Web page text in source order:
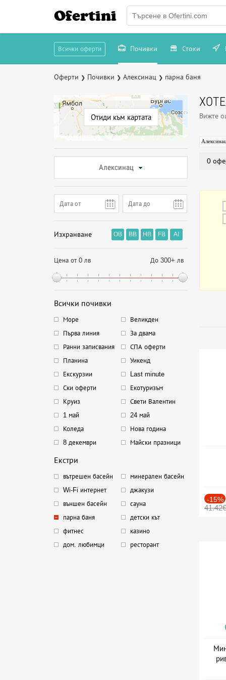
Ofertini
Всички оферти Почивки Стоки
Оферти ❯ Почивки ❯ Алексинац ❯ парна баня
Отиди към картата
Алексинац
Изхранване OB BB HB FB AI
Цена от 0 лв До 300+ лв
Всички почивки
Море
Великден
Първа линия
За двама
Ранни записвания
СПА оферти
Планина
Уикенд
Екскурзии
Last minute
Ски оферти
Екотуризъм
Круиз
Свети Валентин
1 май
24 май
Коледа
Нова година
8 декември
Майски празници
Екстри
вътрешен басейн
минерален басейн
Wi-Fi интернет
джакузи
външен басейн
сауна
парна баня
детски кът
фитнес
казино
дом. любимци
ресторант
Вижте
0
-15%
41.42€